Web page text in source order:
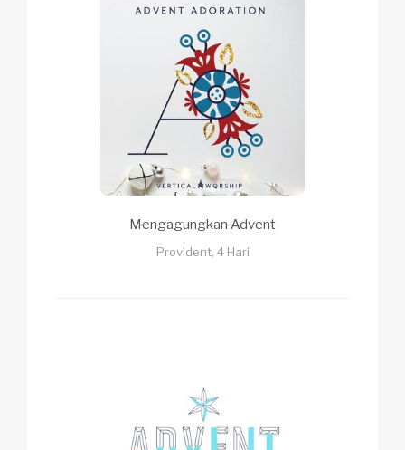
Mengagungkan Advent
Provident, 4 Hari